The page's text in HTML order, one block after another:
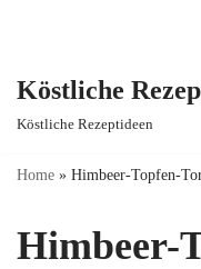
content
Köstliche
Köstliche Rezeptideen
Home » Himbeer-Topfen-
Himbeer-